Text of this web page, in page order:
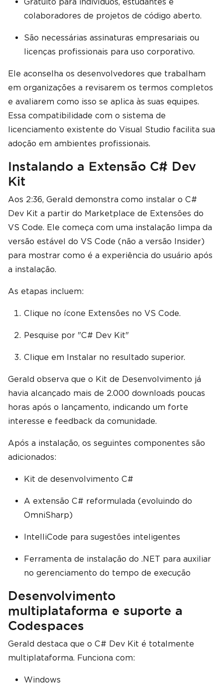
colaboradores de projetos de código aberto.
São necessárias assinaturas empresariais ou
licenças profissionais para uso corporativo.
Ele aconselha os desenvolvedores que trabalham
em organizações a revisarem os termos completos
e avaliarem como isso se aplica às suas equipes.
Essa compatibilidade com o sistema de
licenciamento existente do Visual Studio facilita sua
adoção em ambientes profissionais.
Instalando a Extensão C# Dev
Kit
Aos 2:36, Gerald demonstra como instalar o C#
Dev Kit a partir do Marketplace de Extensões do
VS Code. Ele começa com uma instalação limpa da
versão estável do VS Code (não a versão Insider)
para mostrar como é a experiência do usuário após
a instalação.
As etapas incluem:
Clique no ícone Extensões no VS Code.
Pesquise por "C# Dev Kit"
Clique em Instalar no resultado superior.
Gerald observa que o Kit de Desenvolvimento já
havia alcançado mais de 2.000 downloads poucas
horas após o lançamento, indicando um forte
interesse e feedback da comunidade.
Após a instalação, os seguintes componentes são
adicionados:
Kit de desenvolvimento C#
A extensão C# reformulada (evoluindo do
OmniSharp)
IntelliCode para sugestões inteligentes
Ferramenta de instalação do .NET para auxiliar
no gerenciamento do tempo de execução
Desenvolvimento
multiplataforma e suporte a
Codespaces
Gerald destaca que o C# Dev Kit é totalmente
multiplataforma. Funciona com:
Windows